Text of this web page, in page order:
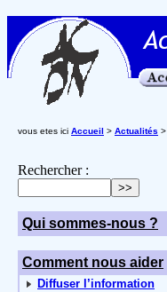
vous etes ici Accueil > Actualités >
Rechercher :
Qui sommes-nous ?
Comment nous aider
Diffuser l’information